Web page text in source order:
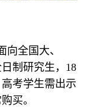
全国大、
制研究生，18
考学生需出示
买。